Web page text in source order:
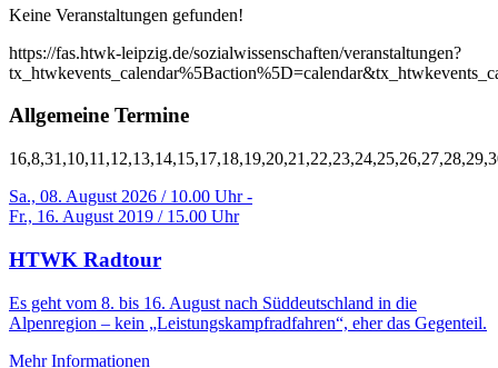
Keine Veranstaltungen gefunden!
https://fas.htwk-leipzig.de/sozialwissenschaften/veranstaltungen?
Allgemeine Termine
Sa., 08. August 2026 / 10.00 Uhr -
Fr., 16. August 2019 / 15.00 Uhr
HTWK Radtour
Es geht vom 8. bis 16. August nach Süddeutschland in die
Alpenregion – kein „Leistungskampfradfahren“, eher das Gegenteil.
Mehr Informationen